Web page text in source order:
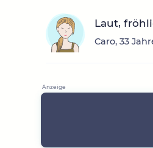
Laut,
Caro, 33